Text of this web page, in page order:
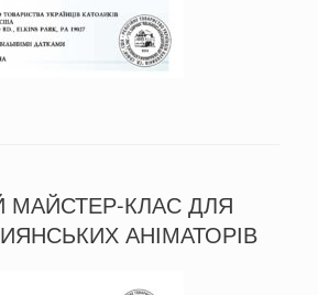
МАЙСТЕР-КЛАС ДЛЯ
АНІМАТОРІВ